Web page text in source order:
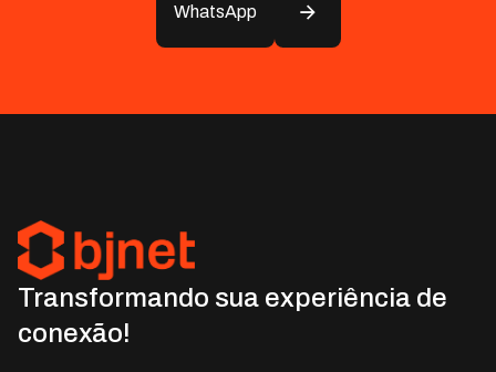
WhatsApp
Transformando sua experiência de
conexão!